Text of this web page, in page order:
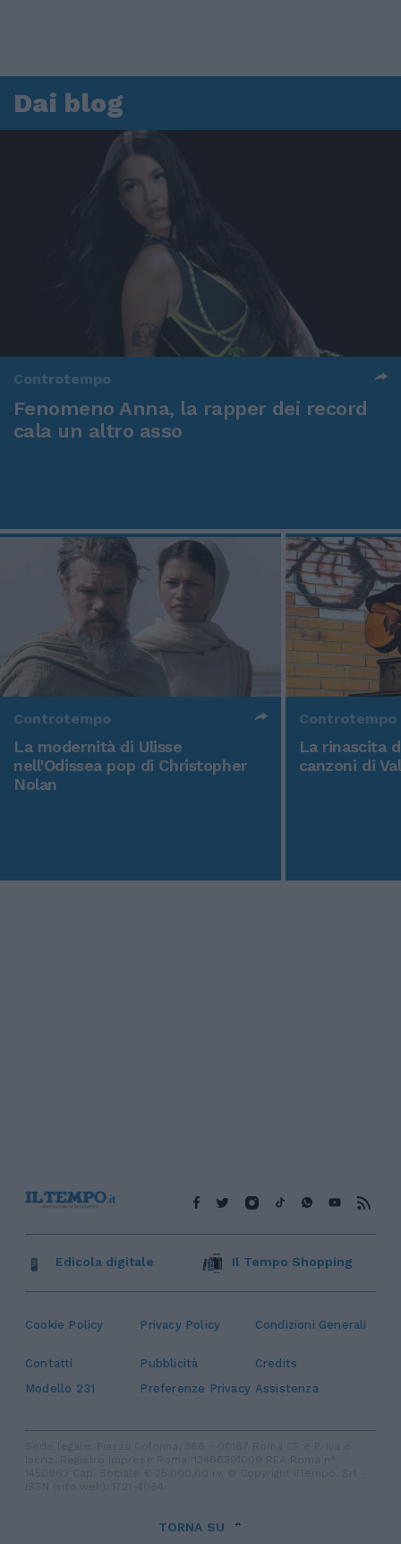
Dai blog
Controtempo
Fenomeno Anna, la rapper dei record
cala un altro asso
Controtempo
La modernità di Ulisse
nell'Odissea pop di Christopher
Nolan
Controtempo
La rinascita
canzoni di
Cookie Policy Privacy Policy Condizioni Generali
Contatti Pubblicità
Credits
Modello 231
Preferenze Privacy Assistenza
Edicola digitale Il Tempo Shopping
TORNA SU